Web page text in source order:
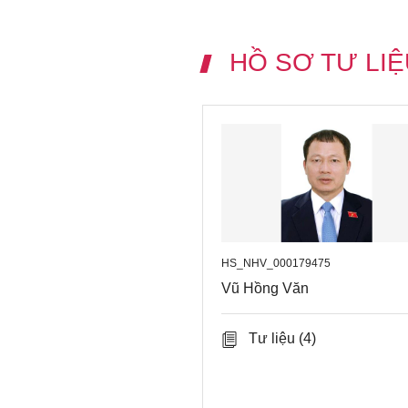
HỒ SƠ TƯ
HS_NHV_000179475
Vũ Hồng Văn
Tư liệu (4)